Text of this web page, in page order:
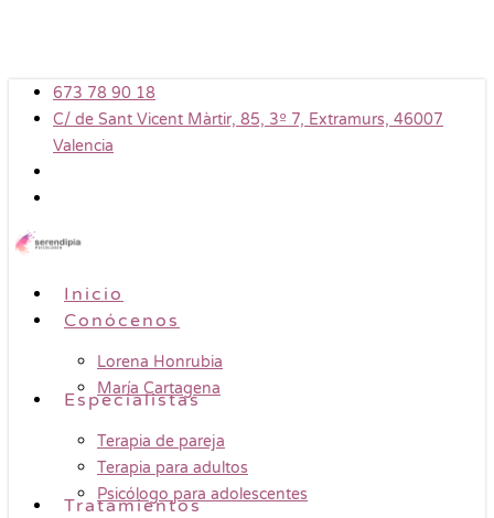
content673 78 90 18
C/ de Sant Vicent Màrtir, 85, 3º 7, Extramurs, 46007
Valencia
Menu
Inicio
Conócenos
Lorena Honrubia
María Cartagena
Especialistas
Terapia de pareja
Terapia para adultos
Psicólogo para adolescentes
Tratamientos